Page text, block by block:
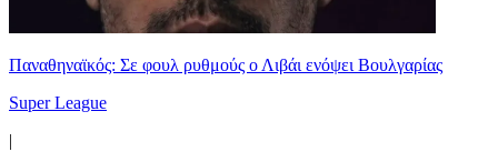
Παναθηναϊκός: Σε φουλ ρυθμούς ο Λιβάι ενόψει Βουλγαρίας
Super League
|